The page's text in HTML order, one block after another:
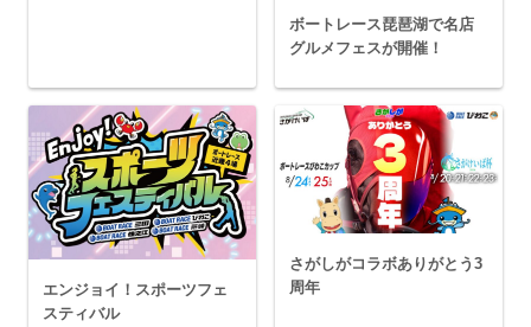
ボートレース琵琶湖で名店
グルメフェスが開催！
エンジョイ！スポーツフェ
スティバル
さがしがコラボありがとう3
周年